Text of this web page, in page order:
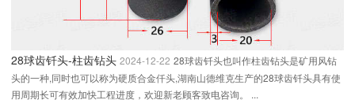
28球齿钎头-柱齿钻头 2024-12-22 28球齿钎头也叫作柱齿钻头是矿用风钻
头的一种,同时也可以称为硬质合金仟头,湖南山德维克生产的28球齿钎头具有使
用周期长可有效加快工程进度，欢迎新老顾客致电咨询。 ...